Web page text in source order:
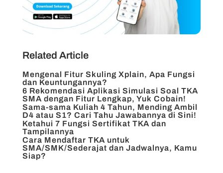
Related Article
Mengenal Fitur Skuling Xplain, Apa Fungsi
dan Keuntungannya?
6 Rekomendasi Aplikasi Simulasi Soal TKA
SMA dengan Fitur Lengkap, Yuk Cobain!
Sama-sama Kuliah 4 Tahun, Mending Ambil
D4 atau S1? Cari Tahu Jawabannya di Sini!
Ketahui 7 Fungsi Sertifikat TKA dan
Tampilannya
Cara Mendaftar TKA untuk
SMA/SMK/Sederajat dan Jadwalnya, Kamu
Siap?